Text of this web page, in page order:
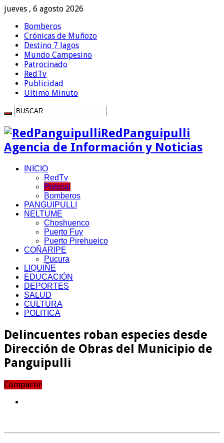
jueves , 6 agosto 2026
Bomberos
Crónicas de Muñozo
Destino 7 lagos
Mundo Campesino
Patrocinado
RedTv
Publicidad
Ultimo Minuto
RedPanguipulli
Agencia de Información y Noticias
INICIO
RedTv
Policial
Bomberos
PANGUIPULLI
NELTUME
Choshuenco
Puerto Fuy
Puerto Pirehueico
COÑARIPE
Pucura
LIQUIÑE
EDUCACIÓN
DEPORTES
SALUD
CULTURA
POLITICA
Delincuentes roban especies desde
Dirección de Obras del Municipio de
Panguipulli
Compartir